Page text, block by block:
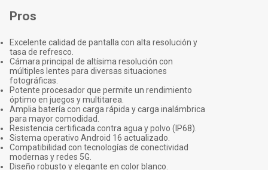
Pros
Excelente calidad de pantalla con alta resolución y
tasa de refresco.
Cámara principal de altísima resolución con
múltiples lentes para diversas situaciones
fotográficas.
Potente procesador que permite un rendimiento
óptimo en juegos y multitarea.
Amplia batería con carga rápida y carga inalámbrica
para mayor comodidad.
Resistencia certificada contra agua y polvo (IP68).
Sistema operativo Android 16 actualizado.
Compatibilidad con tecnologías de conectividad
modernas y redes 5G.
Diseño robusto y elegante en color blanco.